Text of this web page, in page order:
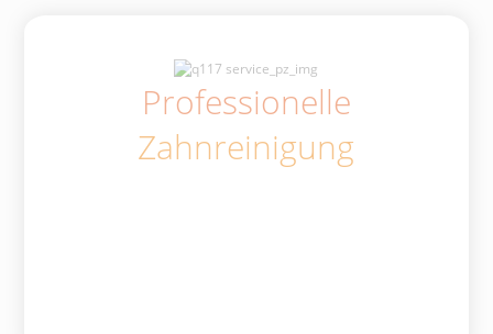
Professionelle
Zahnreinigung